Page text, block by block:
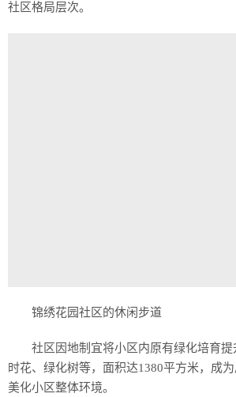
社区格局层次。
锦绣花园社区的休闲步道
社区因地制宜将小区内原有绿化培育
时花、绿化树等，面积达1380平方米，成为
美化小区整体环境。